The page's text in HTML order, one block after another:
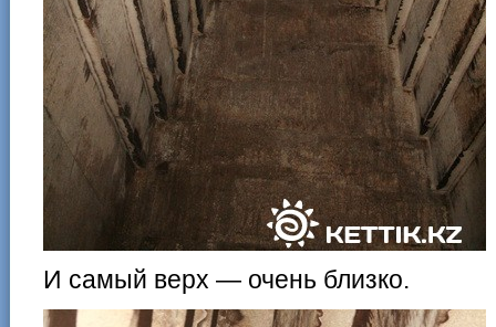
И самый верх — очень близко.